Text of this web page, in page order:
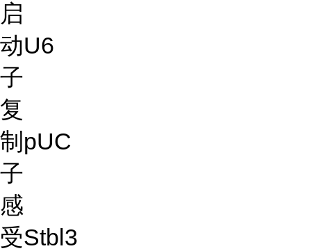
启
动
子
U6
复
制
子
pUC
感
受Stbl3